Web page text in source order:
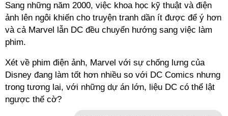
Sang những năm 2000, việc khoa học kỹ thuật và điện
ảnh lên ngôi khiến cho truyện tranh dần ít được để ý hơn
và cả Marvel lẫn DC đều chuyển hướng sang việc làm
phim.
Xét về phim điện ảnh, Marvel với sự chống lưng của
Disney đang làm tốt hơn nhiều so với DC Comics nhưng
trong tương lai, với những dự án lớn, liệu DC có thể lật
ngược thế cờ?